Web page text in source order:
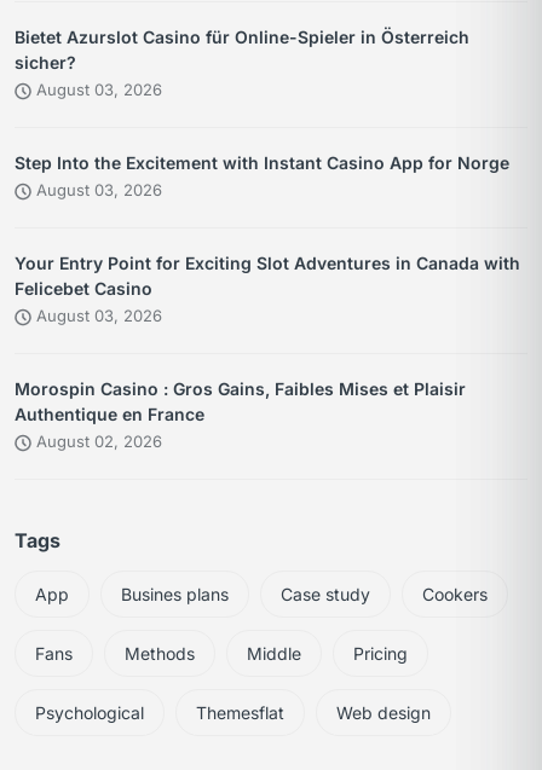
Bietet Azurslot Casino für Online-Spieler in Österreich
sicher?
August 03, 2026
Step Into the Excitement with Instant Casino App for Norge
August 03, 2026
Your Entry Point for Exciting Slot Adventures in Canada with
Felicebet Casino
August 03, 2026
Morospin Casino : Gros Gains, Faibles Mises et Plaisir
Authentique en France
August 02, 2026
Tags
App Busines plans Case study Cookers
Fans Methods Middle Pricing
Psychological Themesflat Web design